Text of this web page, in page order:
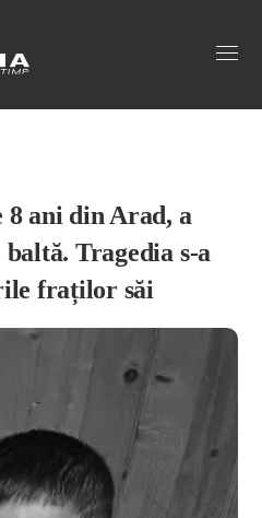
8 ani din Arad, a
Tragedia s-a
fraților săi